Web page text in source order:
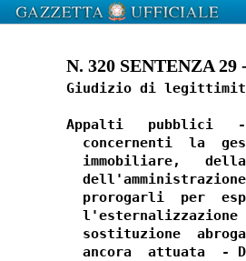
N. 320 SENTENZA 29
Giudizio di
Appalti   pubblici   -
concernenti  la
immobiliare,
prorogarli  per
l'esternalizzazione
sostituzione
ancora  attuata  -